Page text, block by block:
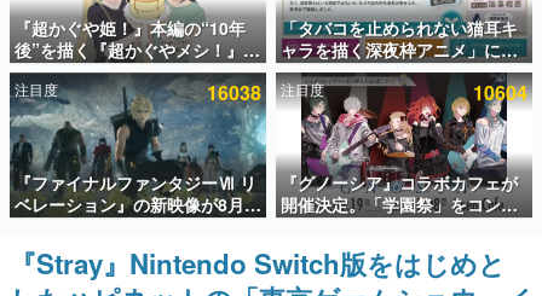
アプリセール情報
インタビュー
連載・特集一覧
殿堂入り記事
SNS拡散数が数千以上！ ページビュー数万以上！ などな
ど。多くの人々に読まれた、電ファミ渾身の“殿堂入り”記
事をまとめました。
ゲームの企画書
名作ゲームクリエイターの方々に製作時のエピソードをお
『超かぐや姫！』本編の“10年
後”を描く『超かぐやメシ！』
Web連載決定。新たなWebマン
ガレーベル「ビビビコミック」
にて特別話が掲載スタート、あ
のお話には…まだ続きがある！
「タバコを止められない猫耳キ
ャラを描く深夜枠アニメ」に視
聴者の一部から批判意見。違法
薬物の使用と思しき描写も含め
て、BPOが議論を交わす
注目度 16038
『ファイナルファンタジーⅦ リ
ベレーション』の新映像が8月
26日早朝に公開へ。『FF7』リ
メイクシリーズの完結編、
「gamescom」のオープニング
ナイトライブにてディレクター
注目度 10604
『グノーシア』コラボカフェが
開催決定。「学園祭」をコンセ
プトに、模擬店やセツやSQ、ラ
キオたちが学祭バンドを楽しむ
様子を切り取った新グッズが展
開
『Stray』Nintendo Switch版をはじめと